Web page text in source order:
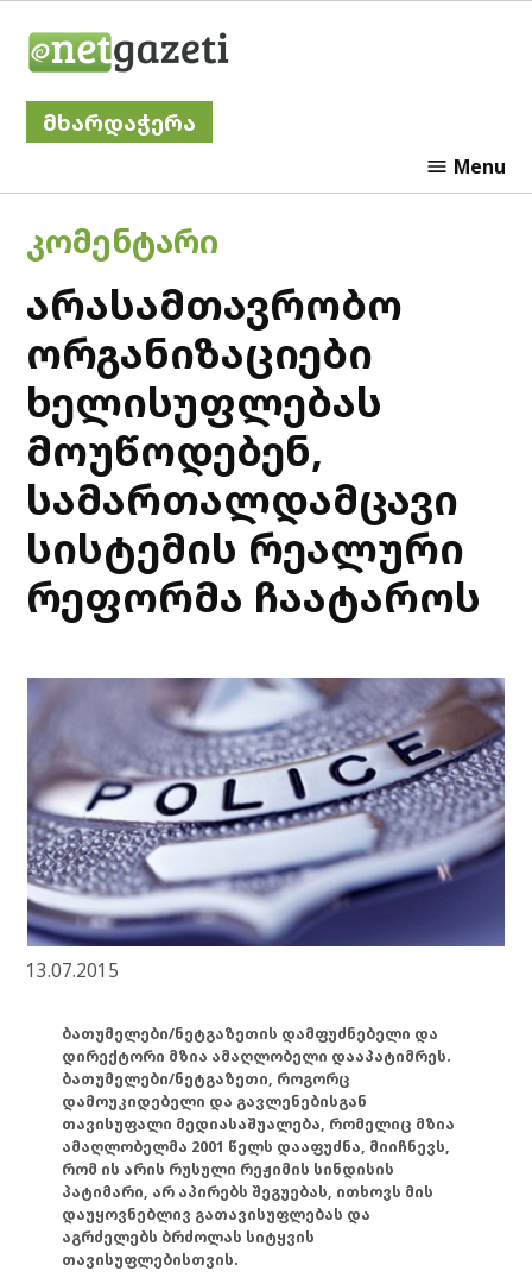
მხარდაჭერა
Menu
POSTED
IN
ᲙᲝᲛᲔᲜᲢᲐᲠᲘ
არასამთავრობო
ორგანიზაციები
ხელისუფლებას
მოუწოდებენ,
სამართალდამცავი
სისტემის რეალური
რეფორმა ჩაატაროს
13.07.2015
ბათუმელები/ნეტგაზეთის დამფუძნებელი და
დირექტორი მზია ამაღლობელი დააპატიმრეს.
ბათუმელები/ნეტგაზეთი, როგორც
დამოუკიდებელი და გავლენებისგან
თავისუფალი მედიასაშუალება, რომელიც მზია
ამაღლობელმა 2001 წელს დააფუძნა, მიიჩნევს,
რომ ის არის რუსული რეჟიმის სინდისის
პატიმარი, არ აპირებს შეგუებას, ითხოვს მის
დაუყოვნებლივ გათავისუფლებას და
აგრძელებს ბრძოლას სიტყვის
თავისუფლებისთვის.